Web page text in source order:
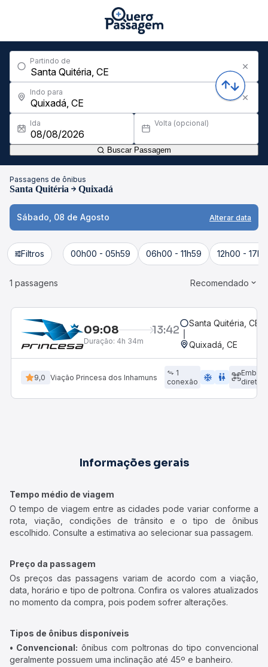
Partindo de
Indo para
Ida Volta (opcional)
Buscar Passagem
Passagens de ônibus
Santa Quitéria Quixadá
Sábado, 08 de Agosto Alterar data
Filtros 00h00 - 05h59 06h00 - 11h59 12h00 -
1 passagens Recomendado
09:08 13:42
Duração: 4h 34m
Santa Quitéria, CE
Quixadá, CE
9,0 Viação Princesa dos Inhamuns
1
conexão
ac_unit wc
direto
Informações gerais
Tempo médio de viagem
O tempo de viagem entre as cidades pode variar conforme a
rota, viação, condições de trânsito e o tipo de ônibus
escolhido. Consulte a estimativa ao selecionar sua passagem.
Preço da passagem
Os preços das passagens variam de acordo com a viação,
data, horário e tipo de poltrona. Confira os valores atualizados
no momento da compra, pois podem sofrer alterações.
Tipos de ônibus disponíveis
• Convencional: ônibus com poltronas do tipo convencional
geralmente possuem uma inclinação até 45º e banheiro.